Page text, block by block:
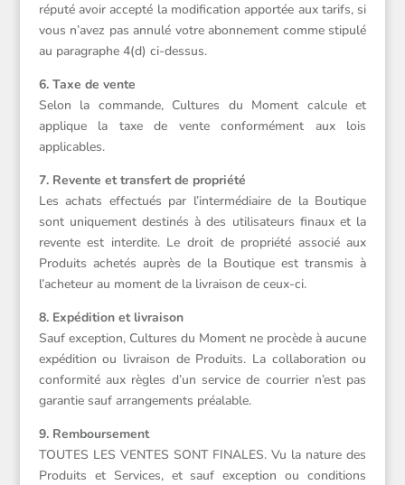
réputé avoir accepté la modification apportée aux tarifs, si
vous n’avez pas annulé votre abonnement comme stipulé
au paragraphe 4(d) ci-dessus.
6. Taxe de vente
Selon la commande, Cultures du Moment calcule et
applique la taxe de vente conformément aux lois
applicables.
7. Revente et transfert de propriété
Les achats effectués par l’intermédiaire de la Boutique
sont uniquement destinés à des utilisateurs finaux et la
revente est interdite. Le droit de propriété associé aux
Produits achetés auprès de la Boutique est transmis à
l’acheteur au moment de la livraison de ceux-ci.
8. Expédition et livraison
Sauf exception, Cultures du Moment ne procède à aucune
expédition ou livraison de Produits. La collaboration ou
conformité aux règles d’un service de courrier n’est pas
garantie sauf arrangements préalable.
9. Remboursement
TOUTES LES VENTES SONT FINALES. Vu la nature des
Produits et Services, et sauf exception ou conditions